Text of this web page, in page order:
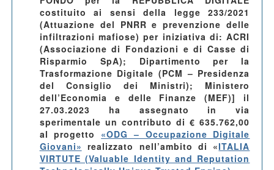
costituito ai sensi della legge 233/2021
(Attuazione del PNRR e prevenzione delle
infiltrazioni mafiose) per iniziativa di: ACRI
(Associazione di Fondazioni e di Casse di
Risparmio SpA); Dipartimento per la
Trasformazione Digitale (PCM – Presidenza
del Consiglio dei Ministri); Ministero
dell’Economia e delle Finanze (MEF)] il
27.03.2023 ha assegnato in via
sperimentale un contributo di € 635.762,00
al progetto «ODG – Occupazione Digitale
Giovani» realizzato nell’ambito di «ITALIA
VIRTUTE (Valuable Identity and Reputation